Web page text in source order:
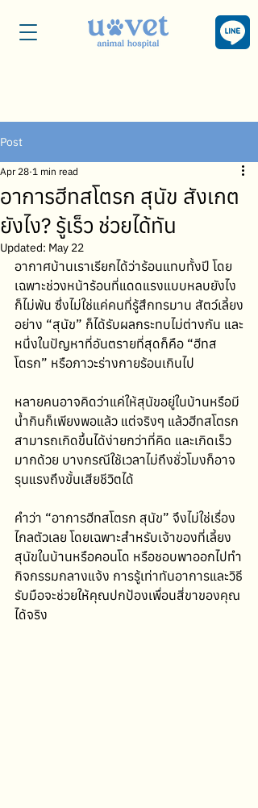
Post
อาการฮีทสโตรก สุนัข สังเกต
ยังไง? รู้เร็ว ช่วยได้ทัน
Apr 28 1 min read
Updated: May 22
อากาศบ้านเราเรียกได้ว่าร้อนแทบทั้งปี โดย
เฉพาะช่วงหน้าร้อนที่แดดแรงแบบหลบยังไง
ก็ไม่พ้น ซึ่งไม่ใช่แค่คนที่รู้สึกทรมาน สัตว์เลี้ยง
อย่าง “สุนัข” ก็ได้รับผลกระทบไม่ต่างกัน และ
หนึ่งในปัญหาที่อันตรายที่สุดก็คือ “ฮีทส
โตรก” หรือภาวะร่างกายร้อนเกินไป
หลายคนอาจคิดว่าแค่ให้สุนัขอยู่ในบ้านหรือมี
น้ำกินก็เพียงพอแล้ว แต่จริงๆ แล้วฮีทสโตรก
สามารถเกิดขึ้นได้ง่ายกว่าที่คิด และเกิดเร็ว
มากด้วย บางกรณีใช้เวลาไม่ถึงชั่วโมงก็อาจ
รุนแรงถึงขั้นเสียชีวิตได้
คำว่า “อาการฮีทสโตรก สุนัข” จึงไม่ใช่เรื่อง
ไกลตัวเลย โดยเฉพาะสำหรับเจ้าของที่เลี้ยง
สุนัขในบ้านหรือคอนโด หรือชอบพาออกไปทำ
กิจกรรมกลางแจ้ง การรู้เท่าทันอาการและวิธี
รับมือจะช่วยให้คุณปกป้องเพื่อนสี่ขาของคุณ
ได้จริง